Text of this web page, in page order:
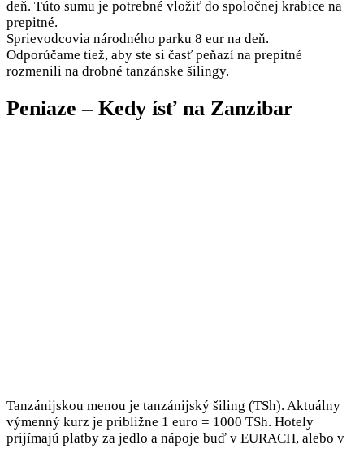
deň. Túto sumu je potrebné vložiť do spoločnej krabice na
prepitné.
Sprievodcovia národného parku 8 eur na deň.
Odporúčame tiež, aby ste si časť peňazí na prepitné
rozmenili na drobné tanzánske šilingy.
Peniaze – Kedy ísť na Zanzibar
Tanzánijskou menou je tanzánijský šiling (TSh). Aktuálny
výmenný kurz je približne 1 euro = 1000 TSh. Hotely
prijímajú platby za jedlo a nápoje buď v EURACH, alebo v